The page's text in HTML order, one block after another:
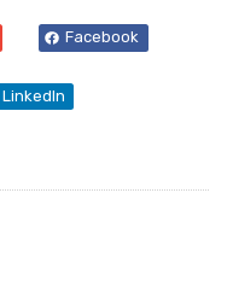
Facebook
LinkedIn